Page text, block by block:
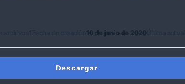
1 10 de junio de 2020
Descargar